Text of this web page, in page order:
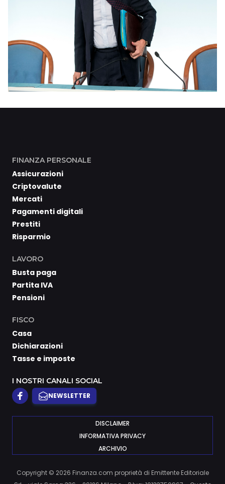
FINANZA PERSONALE
Assicurazioni
Criptovalute
Mercati
Pagamenti digitali
Prestiti
Risparmio
LAVORO
Busta paga
Partita IVA
Pensioni
FISCO
Casa
Dichiarazioni
Tasse e imposte
I NOSTRI CANALI SOCIAL
NEWSLETTER
DISCLAIMER
INFORMATIVA PRIVACY
ARCHIVIO
Copyright © 2026 Finanza.com proprietà di Emittente Editoriale